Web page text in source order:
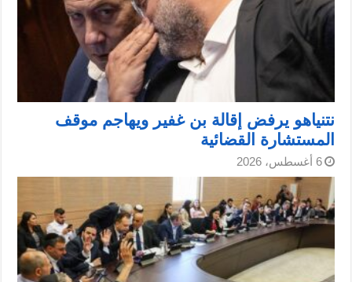
نتنياهو يرفض إقالة بن غفير ويهاجم موقف
المستشارة القضائية
6 أغسطس، 2026